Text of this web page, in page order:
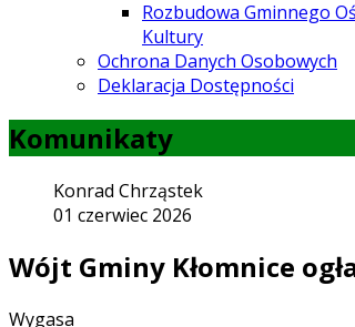
Rozbudowa Gminnego
Kultury
Ochrona Danych Osobowych
Deklaracja Dostępności
Komunikaty
Konrad Chrząstek
01 czerwiec 2026
Wójt Gminy Kłomnice
Wygasa